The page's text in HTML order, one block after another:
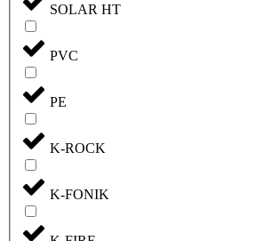
SOLAR HT
PVC
PE
K-ROCK
K-FONIK